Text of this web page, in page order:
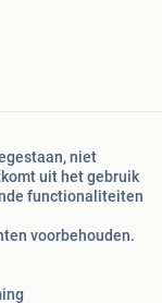
niet
uit het gebruik
functionaliteiten
voorbehouden.